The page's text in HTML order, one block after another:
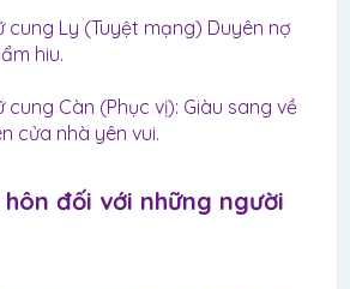
cung Ly (Tuyệt mạng) Duyên nợ
hiu.
cung Càn (Phục vị): Giàu sang về
cửa nhà yên vui.
đối với những người